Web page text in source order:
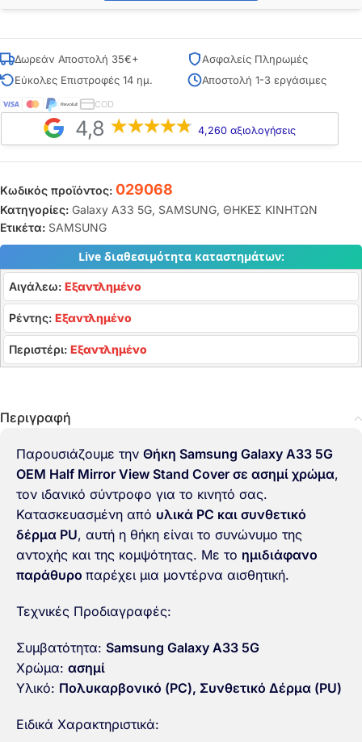
Δωρεάν Αποστολή 35€+
Ασφαλείς Πληρωμές
Εύκολες Επιστροφές 14 ημ.
Αποστολή 1-3 εργάσιμες
COD
4,8 4,260 αξιολογήσεις
Κωδικός προϊόντος: 029068
Κατηγορίες: Galaxy A33 5G, SAMSUNG, ΘΗΚΕΣ ΚΙΝΗΤΩΝ
Ετικέτα: SAMSUNG
Live διαθεσιμότητα καταστημάτων:
Αιγάλεω: Εξαντλημένο
Ρέντης: Εξαντλημένο
Περιστέρι: Εξαντλημένο
Περιγραφή
Παρουσιάζουμε την Θήκη Samsung Galaxy A33 5G
OEM Half Mirror View Stand Cover σε ασημί χρώμα,
τον ιδανικό σύντροφο για το κινητό σας.
Κατασκευασμένη από υλικά PC και συνθετικό
δέρμα PU, αυτή η θήκη είναι το συνώνυμο της
αντοχής και της κομψότητας. Με το ημιδιάφανο
παράθυρο παρέχει μια μοντέρνα αισθητική.
Τεχνικές Προδιαγραφές:
Συμβατότητα: Samsung Galaxy A33 5G
Χρώμα: ασημί
Υλικό: Πολυκαρβονικό (PC), Συνθετικό Δέρμα (PU)
Ειδικά Χαρακτηριστικά: